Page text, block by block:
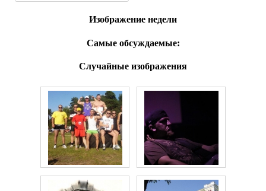
Изображение недели
Самые обсуждаемые:
Случайные изображения